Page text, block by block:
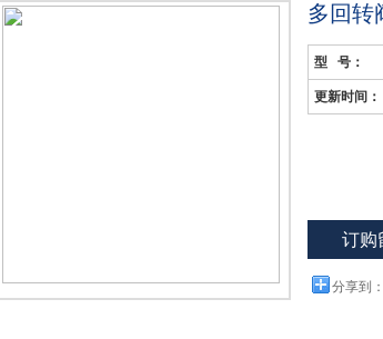
多回转
型 号：
更新时间：
订购
分享到：